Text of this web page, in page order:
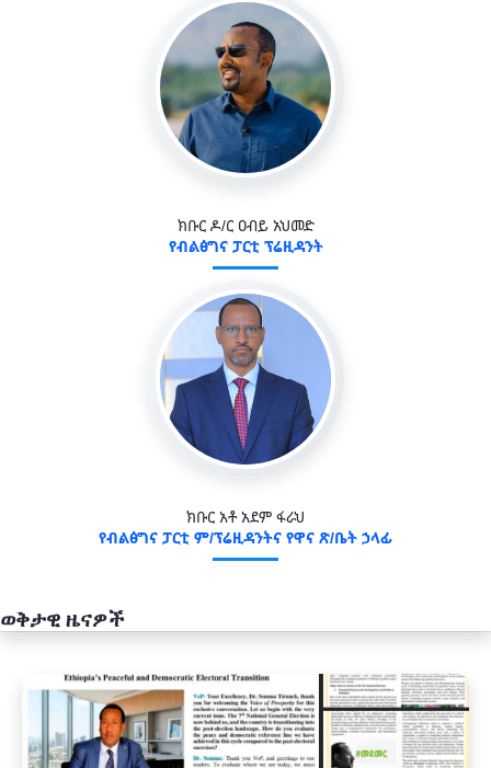
ክቡር ዶ/ር ዐብይ አህመድ
የብልፅግና ፓርቲ ፕሬዚዳንት
ክቡር አቶ አደም ፋራህ
የብልፅግና ፓርቲ ም/ፕሬዚዳንትና የዋና ጽ/ቤት ኃላፊ
ወቅታዊ ዜናዎች
አዲስ